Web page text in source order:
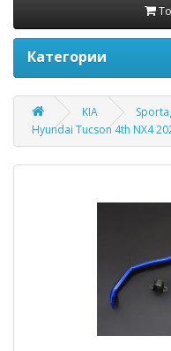
Категории
KIA
Hyundai Tucson 4th NX4